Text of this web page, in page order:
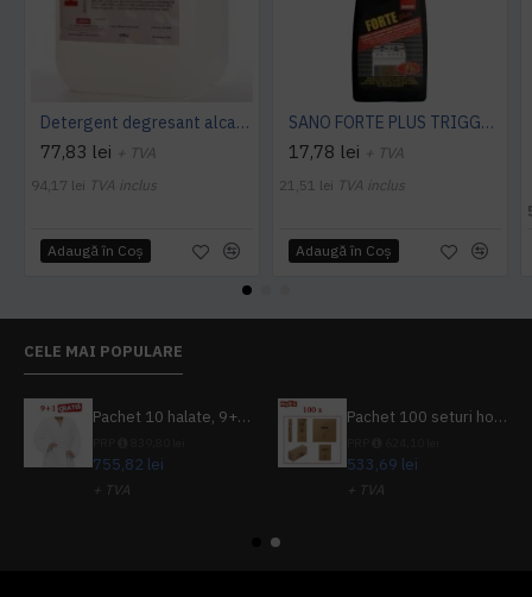
Detergent degresant alcalin Cuptor si Plita, 5 L, Konga
77,83 lei + TVA
94,17 lei TVA inclus
Adaugă în Coş
SANO FORTE PLUS TRIGGER, 750ml, detergent arsuri, grasimi
17,78 lei + TVA
21,51 lei TVA inclus
Adaugă în Coş
CELE MAI POPULARE
Pachet 10 halate, 9+1 gratuit
755,82 lei
+ TVA
Pachet 100 seturi hoteliere, set dentar, set barbierit, casca de dus, pila unghii, set cusut
533,69 lei
+ TVA